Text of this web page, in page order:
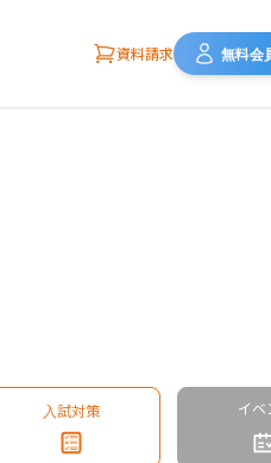
資料請求 無料会
入試対策 イベ